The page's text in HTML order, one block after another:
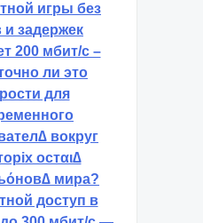
игры без
и задержек
200 мбит/с –
ли это
для
вокруг
остαι∆
мира?
доступ в